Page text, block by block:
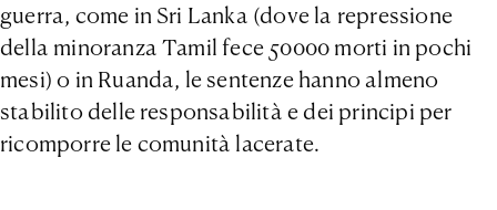
guerra, come in Sri Lanka (dove la repressione
della minoranza Tamil fece 50000 morti in pochi
mesi) o in Ruanda, le sentenze hanno almeno
stabilito delle responsabilità e dei principi per
ricomporre le comunità lacerate.